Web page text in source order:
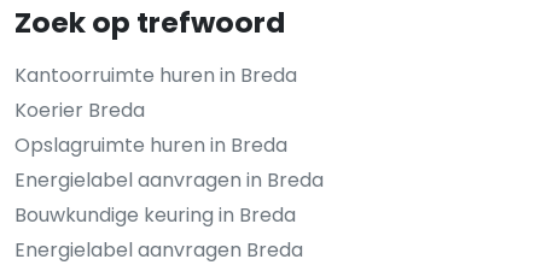
Zoek op trefwoord
Kantoorruimte huren in Breda
Koerier Breda
Opslagruimte huren in Breda
Energielabel aanvragen in Breda
Bouwkundige keuring in Breda
Energielabel aanvragen Breda